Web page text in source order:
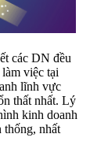
các DN đều
việc tại
lĩnh vực
thất nhất. Lý
kinh doanh
thống, nhất